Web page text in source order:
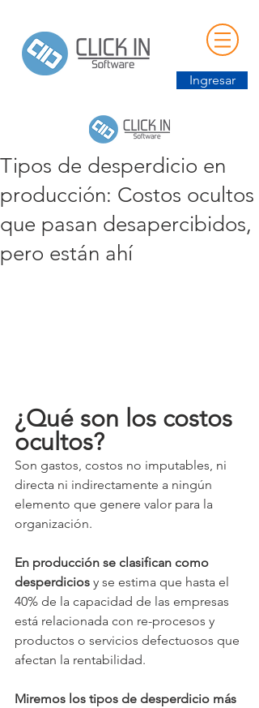
Ingresar
Tipos de desperdicio en
producción: Costos ocultos
que pasan desapercibidos,
pero están ahí
¿Qué son los costos
ocultos?
Son gastos, costos no imputables, ni
directa ni indirectamente a ningún
elemento que genere valor para la
organización.
En producción se clasifican como
desperdicios y se estima que hasta el
40% de la capacidad de las empresas
está relacionada con re-procesos y
productos o servicios defectuosos que
afectan la rentabilidad.
Miremos los tipos de desperdicio más